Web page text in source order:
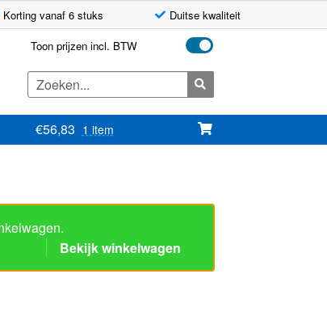
Korting vanaf 6 stuks Duitse kwaliteit
Toon prijzen incl. BTW
Zoeken
naar:
€56,83 1 item
Bekijk winkelwagen